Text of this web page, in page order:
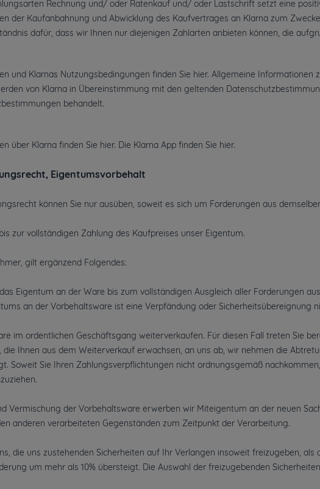
Rechnung und/ oder Ratenkauf und/ oder Lastschrift setzt eine
der Kaufanbahnung und Abwicklung des Kaufvertrages an Klarna zum
dafür, dass wir Ihnen nur diejenigen Zahlarten anbieten können, die
und Klarnas Nutzungsbedingungen finden Sie hier. Allgemeine Informationen
von Klarna in Übereinstimmung mit den geltenden
behandelt.
über Klarna finden Sie hier. Die Klarna App finden Sie hier.
, Eigentumsvorbehalt
können Sie nur ausüben, soweit es sich um Forderungen aus
zur vollständigen Zahlung des Kaufpreises unser Eigentum.
gilt ergänzend Folgendes:
Eigentum an der Ware bis zum vollständigen Ausgleich aller Forderungen
an der Vorbehaltsware ist eine Verpfändung oder Sicherheitsübereignung
im ordentlichen Geschäftsgang weiterverkaufen. Für diesen Fall treten Sie
die Ihnen aus dem Weiterverkauf erwachsen, an uns ab, wir nehmen die
Soweit Sie Ihren Zahlungsverpflichtungen nicht ordnungsgemäß
Vermischung der Vorbehaltsware erwerben wir Miteigentum an der neuen
anderen verarbeiteten Gegenständen zum Zeitpunkt der Verarbeitung.
die uns zustehenden Sicherheiten auf Ihr Verlangen insoweit freizugeben, als
um mehr als 10% übersteigt. Die Auswahl der freizugebenden